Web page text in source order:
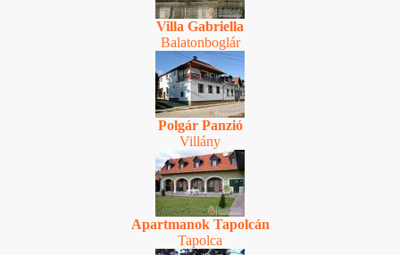
Villa Gabriella
Balatonboglár
Polgár Panzió
Villány
Apartmanok Tapolcán
Tapolca